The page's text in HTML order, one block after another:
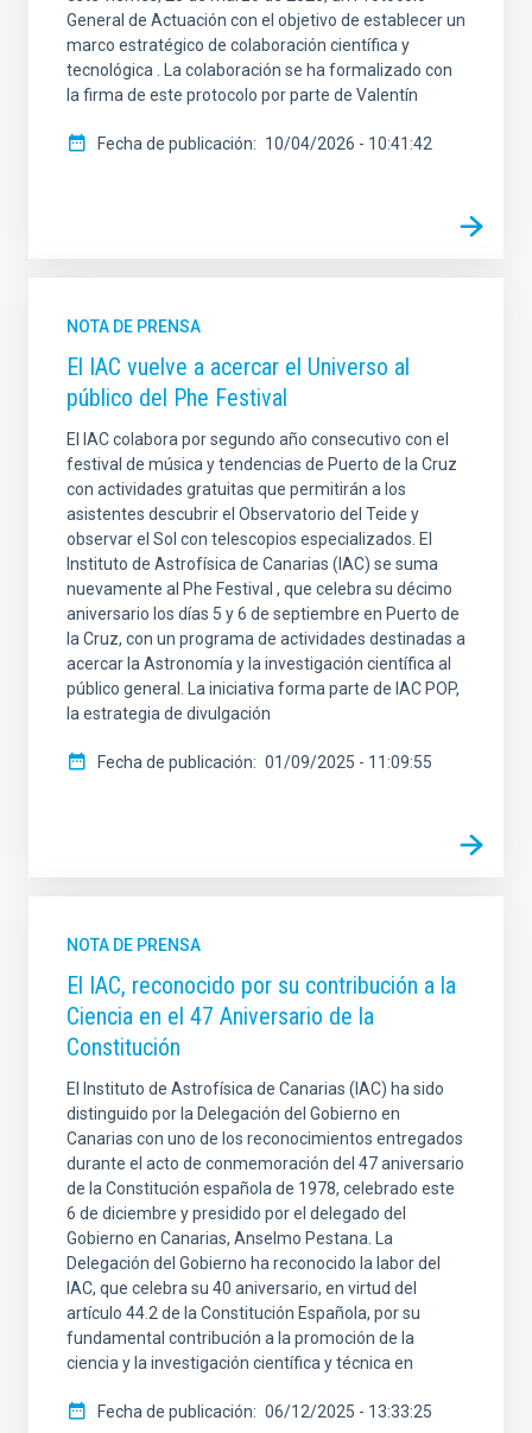
General de Actuación con el objetivo de establecer un
marco estratégico de colaboración científica y
tecnológica . La colaboración se ha formalizado con
la firma de este protocolo por parte de Valentín
Fecha de publicación 10/04/2026 - 10:41:42
NOTA DE PRENSA
El IAC vuelve a acercar el Universo al
público del Phe Festival
El IAC colabora por segundo año consecutivo con el
festival de música y tendencias de Puerto de la Cruz
con actividades gratuitas que permitirán a los
asistentes descubrir el Observatorio del Teide y
observar el Sol con telescopios especializados. El
Instituto de Astrofísica de Canarias (IAC) se suma
nuevamente al Phe Festival , que celebra su décimo
aniversario los días 5 y 6 de septiembre en Puerto de
la Cruz, con un programa de actividades destinadas a
acercar la Astronomía y la investigación científica al
público general. La iniciativa forma parte de IAC POP,
la estrategia de divulgación
Fecha de publicación 01/09/2025 - 11:09:55
NOTA DE PRENSA
El IAC, reconocido por su contribución a la
Ciencia en el 47 Aniversario de la
Constitución
El Instituto de Astrofísica de Canarias (IAC) ha sido
distinguido por la Delegación del Gobierno en
Canarias con uno de los reconocimientos entregados
durante el acto de conmemoración del 47 aniversario
de la Constitución española de 1978, celebrado este
6 de diciembre y presidido por el delegado del
Gobierno en Canarias, Anselmo Pestana. La
Delegación del Gobierno ha reconocido la labor del
IAC, que celebra su 40 aniversario, en virtud del
artículo 44.2 de la Constitución Española, por su
fundamental contribución a la promoción de la
ciencia y la investigación científica y técnica en
Fecha de publicación 06/12/2025 - 13:33:25